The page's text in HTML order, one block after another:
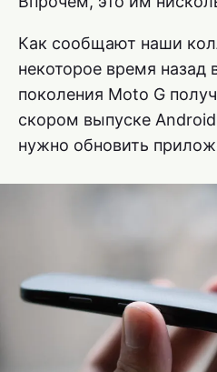
Как сообщают наши
некоторое время назад
поколения Moto G
скором выпуске
нужно обновить